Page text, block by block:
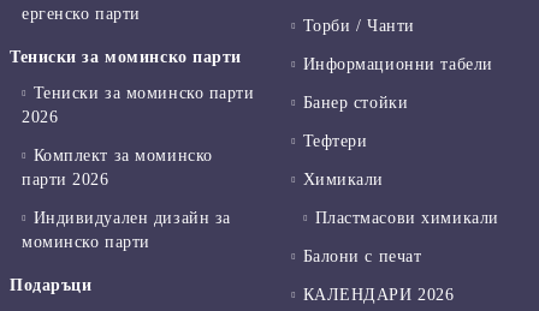
ергенско парти
Тениски за моминско парти
Тениски за моминско парти
2026
Комплект за моминско
парти 2026
Индивидуален дизайн за
моминско парти
Подаръци
Торби / Чанти
Информационни табели
Банер стойки
Тефтери
Химикали
Пластмасови химикали
Балони с печат
КАЛЕНДАРИ 2026